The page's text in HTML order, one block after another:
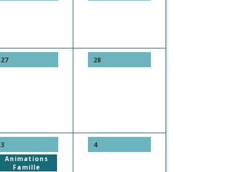
27 28
3
Animations
Famille
4